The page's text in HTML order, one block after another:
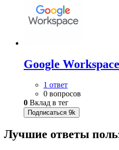
Google Workspace
1 ответ
0 вопросов
0 Вклад в тег
Подписаться 9k
Лучшие ответы